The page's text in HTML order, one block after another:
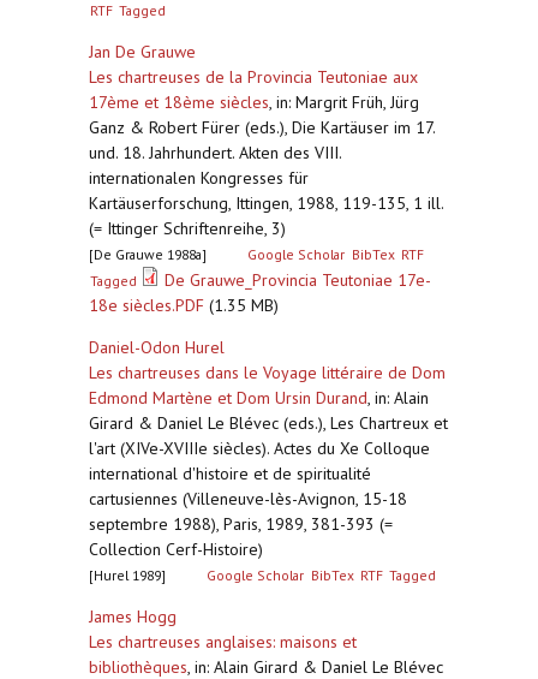
RTF Tagged
Jan De Grauwe
Les chartreuses de la Provincia Teutoniae aux
17ème et 18ème siècles, in: Margrit Früh, Jürg
Ganz & Robert Fürer (eds.), Die Kartäuser im 17.
und. 18. Jahrhundert. Akten des VIII.
internationalen Kongresses für
Kartäuserforschung, Ittingen, 1988, 119-135, 1 ill.
(= Ittinger Schriftenreihe, 3)
[De Grauwe 1988a] Google Scholar BibTex RTF
Tagged
De Grauwe_Provincia Teutoniae 17e-
18e siècles.PDF (1.35 MB)
Daniel-Odon Hurel
Les chartreuses dans le Voyage littéraire de Dom
Edmond Martène et Dom Ursin Durand, in: Alain
Girard & Daniel Le Blévec (eds.), Les Chartreux et
l'art (XIVe-XVIIIe siècles). Actes du Xe Colloque
international d'histoire et de spiritualité
cartusiennes (Villeneuve-lès-Avignon, 15-18
septembre 1988), Paris, 1989, 381-393 (=
Collection Cerf-Histoire)
[Hurel 1989] Google Scholar BibTex RTF Tagged
James Hogg
Les chartreuses anglaises: maisons et
bibliothèques, in: Alain Girard & Daniel Le Blévec